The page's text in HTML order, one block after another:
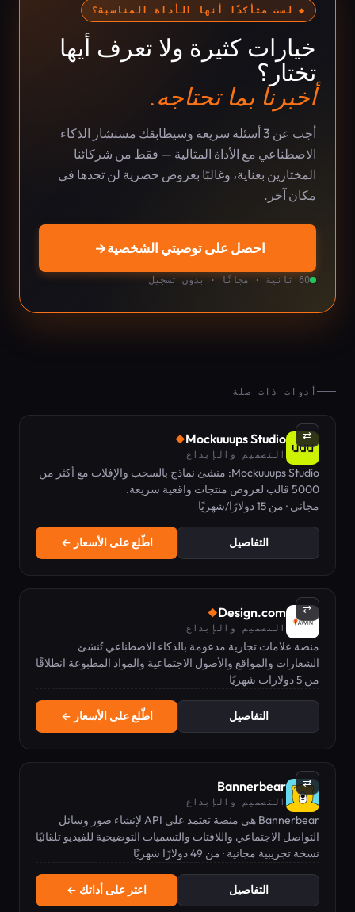
◆ لست متأكدًا أنها الأداة المناسبة؟
خيارات كثيرة ولا تعرف أيها
تختار؟
أخبرنا بما تحتاجه.
أجب عن 3 أسئلة سريعة وسيطابقك مستشار الذكاء
الاصطناعي مع الأداة المثالية — فقط من شركائنا
المختارين بعناية، وغالبًا بعروض حصرية لن تجدها في
مكان آخر.
احصل على توصيتي الشخصية→
60 ثانية · مجانًا · بدون تسجيل
أدوات ذات صلة
⇄
Mockuuups Studio
◆
التصميم والإبداع
Mockuuups Studio: منشئ نماذج بالسحب والإفلات مع أكثر من
5000 قالب لعروض منتجات واقعية سريعة.
مجاني · من 15 دولارًا/شهريًا
التفاصيل اطّلع على الأسعار ←
⇄
Design.com
◆
التصميم والإبداع
منصة علامات تجارية مدعومة بالذكاء الاصطناعي تُنشئ
الشعارات والمواقع والأصول الاجتماعية والمواد المطبوعة انطلاقًا
من اسم النشاط التجاري.
من 5 دولارات شهريًا
التفاصيل اطّلع على الأسعار ←
⇄
Bannerbear
التصميم والإبداع
Bannerbear هي منصة تعتمد على API لإنشاء صور وسائل
التواصل الاجتماعي واللافتات والتسميات التوضيحية للفيديو تلقائيًا
وبكميات كبيرة.
نسخة تجريبية مجانية · من 49 دولارًا شهريًا
التفاصيل اعثر على أداتك ←